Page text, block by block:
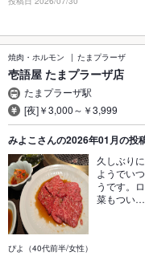
焼肉・ホルモン たまプラーザ
壱語屋 たまプラーザ店
たまプラーザ駅
[夜]￥3,000～￥3,999
みよこさんの2026年01月の投
久しぶり
ようでい
うです。
菜もつい…
ぴよ（40代前半/女性）